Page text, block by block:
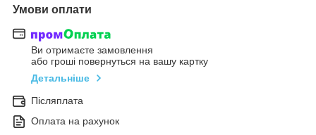
Умови оплати
Ви отримаєте замовлення
або гроші повернуться на вашу картку
Детальніше
Післяплата
Оплата на рахунок